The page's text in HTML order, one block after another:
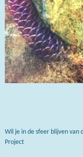
Wil je in de sfeer blijven van
Project